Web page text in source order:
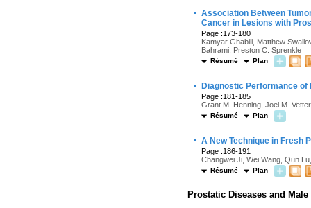
· Association Between
Cancer in Lesions with
Page :173-180
Kamyar Ghabili, Matthew
Bahrami, Preston C. Sprenkle
Résumé Plan
· Diagnostic Performance
Page :181-185
Grant M. Henning, Joel M.
Résumé Plan
· A New Technique in Fresh
Page :186-191
Changwei Ji, Wei Wang, Qun
Résumé Plan
Prostatic Diseases and